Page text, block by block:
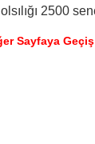
2500
Sayfaya